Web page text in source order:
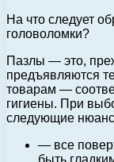
На что следует
головоломки?
Пазлы — это,
предъявляются
товарам —
гигиены. При
следующие
— все
быть